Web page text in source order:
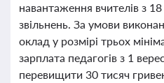
навантаження вчителів з
звільнень. За умови
оклад у розмірі трьох
зарплата педагогів з 1
перевищити 30 тисяч